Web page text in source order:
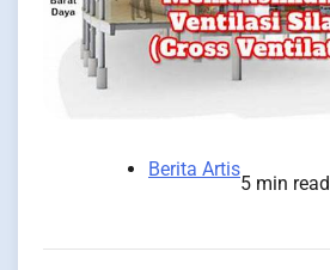
Berita Artis
5 min read